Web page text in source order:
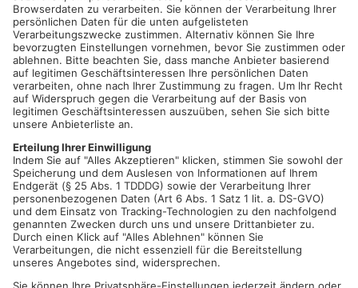
und Obernburg hat die Kripo Ermittlungen aufgenommen.
Zwischen Obernburg und Wörth brannte es im Wald sowohl am
Freitagvormittag im Bereich Waldhausstraße wie auch am
Nachmittag im Wald oberhalb der B469. Samstagfrüh löschten
Passanten ein Feuer am Radweg von Alzenau nach Kahl. Zur
gleichen Zeit brannte es in Alzenau auch im Bereich
Hochstraße/Gelnhäuser Straße. Wer etwas Verdächtiges
gesehen hat, wird gebeten, sich bei der Polizei zu melden:
06022/629-0
Kriminalpolizei Aschaffenburg unter Tel. 06021/857-1733
Polizeiinspektion Alzenau unter Tel. 06023/944-0
Artikel teilen